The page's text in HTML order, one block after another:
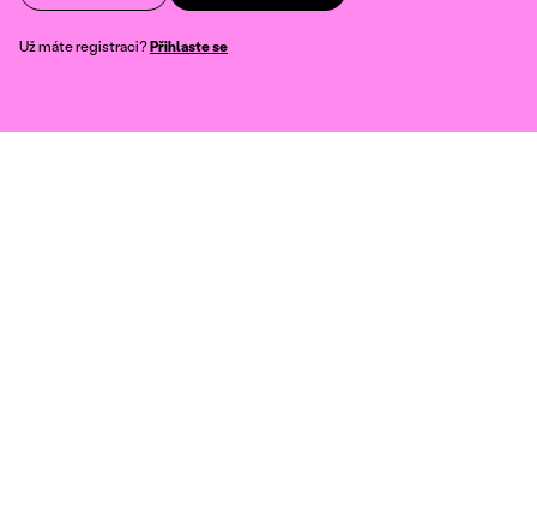
Už máte registraci?Přihlaste se